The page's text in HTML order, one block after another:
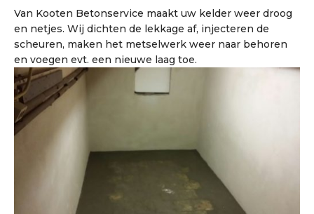
Van Kooten Betonservice maakt uw kelder weer droog
en netjes. Wij dichten de lekkage af, injecteren de
scheuren, maken het metselwerk weer naar behoren
en voegen evt. een nieuwe laag toe.